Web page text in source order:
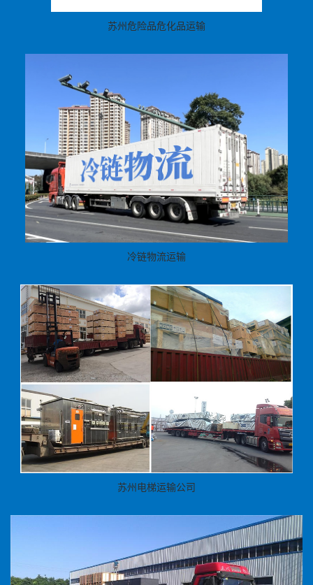
苏州危险品危化品运输
冷链物流运输
苏州电梯运输公司